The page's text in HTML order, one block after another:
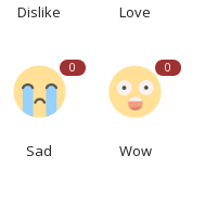
Dislike Love
0
Sad
0
Wow